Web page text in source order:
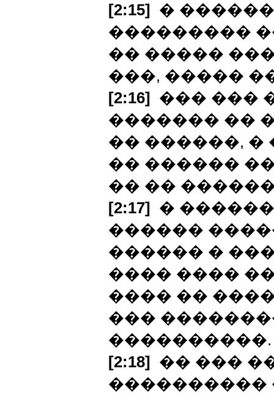
[2:15] �
���������
�� �����
���, �����
[2:16] ��� ���
������� ��
�� ������, �
�� ������
�� ��
[2:17] �
������
������ �
���� ����
���� ��
���
����������.
[2:18] �� ���
����������